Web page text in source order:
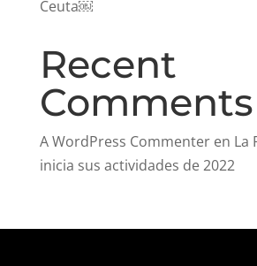
Ceuta￼
Recent
Comments
A WordPress Commenteren La
inicia sus actividades de 2022